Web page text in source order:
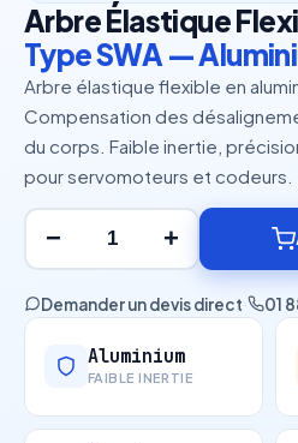
Arbre Élastique
Type SWA —
Arbre élastique flexible en
Compensation des
du corps. Faible inertie,
pour servomoteurs et codeurs.
− +
Demander un devis direct· 01
Aluminium
FAIBLE INERTIE